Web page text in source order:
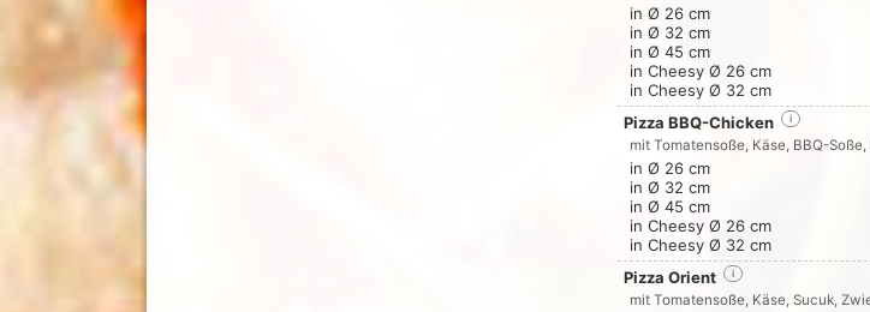
in Ø 26 cm
in Ø 32 cm
in Ø 45 cm
in Cheesy Ø 26 cm
in Cheesy Ø 32 cm
Pizza BBQ-Chicken
i
mit Tomatensoße, Käse, BBQ-
in Ø 26 cm
in Ø 32 cm
in Ø 45 cm
in Cheesy Ø 26 cm
in Cheesy Ø 32 cm
Pizza Orient
i
mit Tomatensoße, Käse, Sucuk,